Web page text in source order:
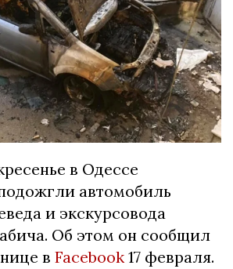
в Одессе
автомобиль
и экскурсовода
Об этом он сообщил
в Facebook 17 февраля.